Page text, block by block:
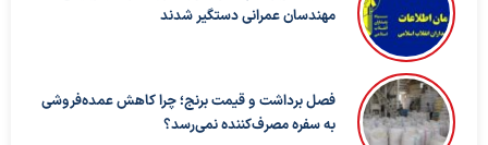
مهندسان عمرانی دستگیر شدند
فصل برداشت و قیمت برنج؛ چرا کاهش عمده‌فروشی
به سفره مصرف‌کننده نمی‌رسد؟